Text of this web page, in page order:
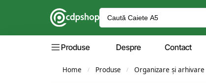
Produse Despre Contact
Home / Produse / Organizare și arhivare